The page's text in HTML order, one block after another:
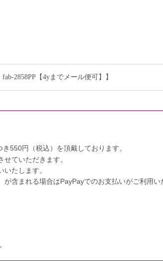
2858PP【4yまでメール便可】】
550円（税込）を頂戴しております。
ていただきます。
たします。
含まれる場合はPayPayでのお支払いがご利用い